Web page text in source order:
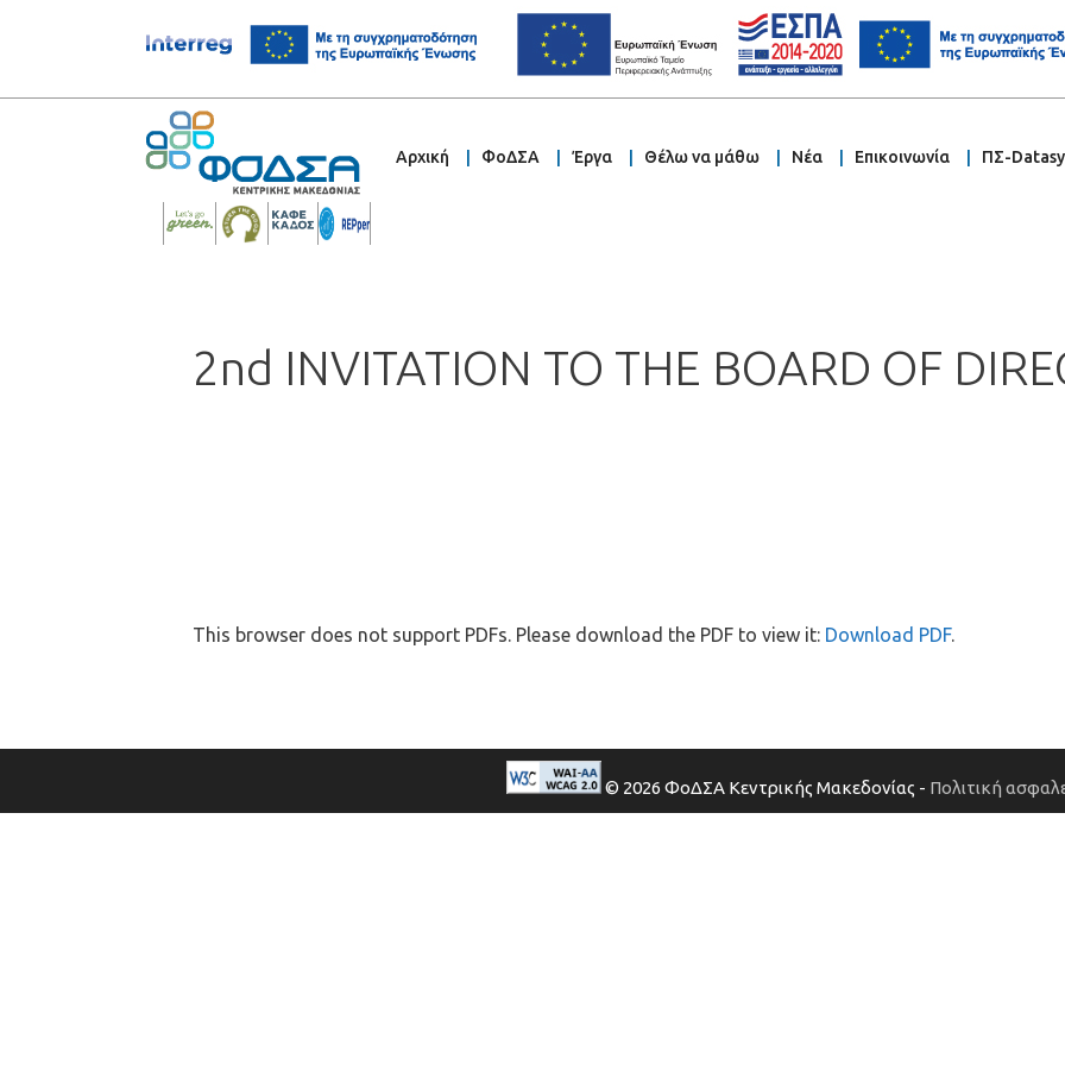
Αρχική ΦοΔΣΑ Έργα Θέλω να μάθω Νέα Επικοινωνία ΠΣ-
2nd INVITATION TO THE BOARD OF
This browser does not support PDFs. Please download the PDF to view it: Download PDF.
© 2026 ΦοΔΣΑ Κεντρικής Μακεδονίας - Πολιτική